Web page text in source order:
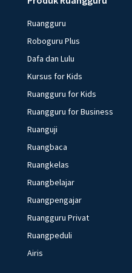
Ruangguru
Roboguru Plus
Dafa dan Lulu
Kursus for Kids
Ruangguru for Kids
Ruangguru for Business
Ruanguji
Ruangbaca
Ruangkelas
Ruangbelajar
Ruangpengajar
Ruangguru Privat
Ruangpeduli
Airis